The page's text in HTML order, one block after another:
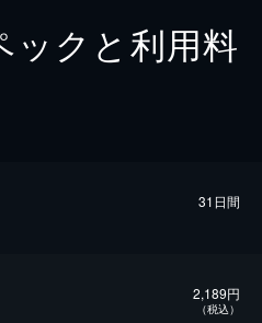
ックと利用料
31日間
2,189円
（税込）